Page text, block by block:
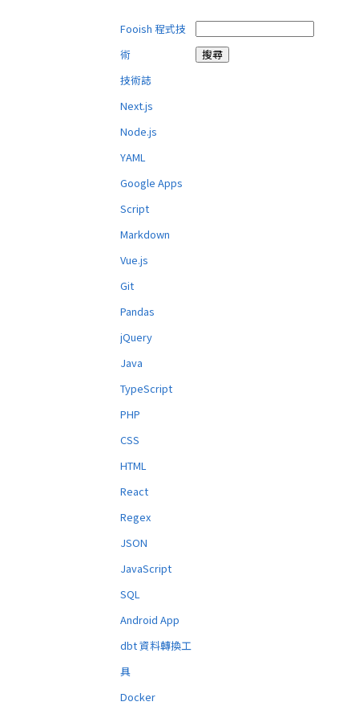
Fooish 程式技
術
技術誌
Next.js
Node.js
YAML
Google Apps
Script
Markdown
Vue.js
Git
Pandas
jQuery
Java
TypeScript
PHP
CSS
HTML
React
Regex
JSON
JavaScript
SQL
Android App
dbt 資料轉換工
具
Docker